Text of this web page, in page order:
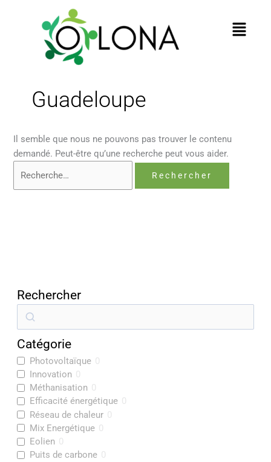
Menu
Guadeloupe
Il semble que nous ne pouvons pas trouver le contenu
demandé. Peut-être qu’une recherche peut vous aider.
Rechercher
e
c
h
e
r
c
h
e
Catégorie
Photovoltaïque 0
Innovation 0
Méthanisation 0
Efficacité énergétique 0
Réseau de chaleur 0
Mix Energétique 0
Eolien 0
Puits de carbone 0